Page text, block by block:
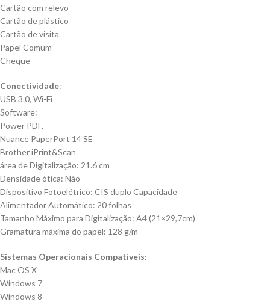
Cartão com relevo
Cartão de plástico
Cartão de visita
Papel Comum
Cheque
Conectividade:
USB 3.0, Wi-Fi
Software:
Power PDF,
Nuance PaperPort 14 SE
Brother iPrint&Scan
área de Digitalização: 21.6 cm
Densidade ótica: Não
Dispositivo Fotoelétrico: CIS duplo Capacidade
Alimentador Automático: 20 folhas
Tamanho Máximo para Digitalização: A4 (21×29,7cm)
Gramatura máxima do papel: 128 g/m
Sistemas Operacionais Compatíveis:
Mac OS X
Windows 7
Windows 8